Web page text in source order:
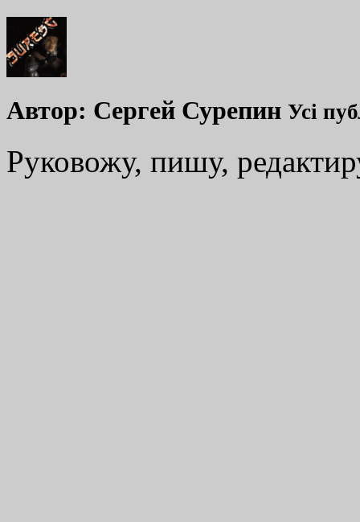
Автор: Сергей Сурепин Усі
Руковожу, пишу,